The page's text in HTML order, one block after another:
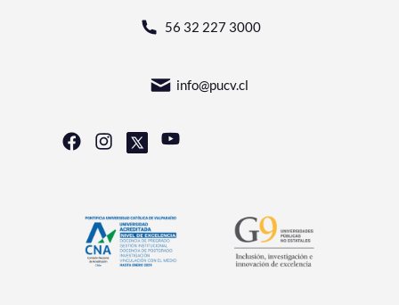
56 32 227 3000
info@pucv.cl